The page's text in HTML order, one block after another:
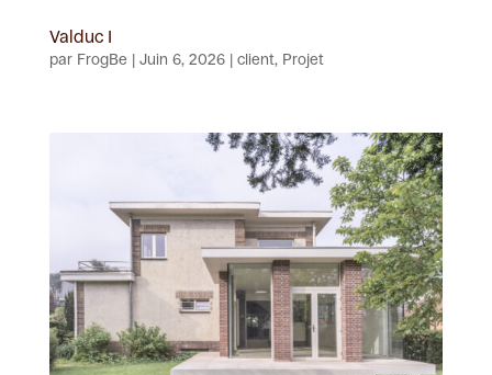
Valduc I
par FrogBe | Juin 6, 2026| client, Projet